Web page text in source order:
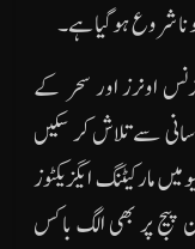
شروع ہوگیا ہے۔
اونرز اور سحر کے
سے تلاش کر سکیں
مارکیٹنگ ایگزیکٹوز
پیج پر بھی الگ باکس